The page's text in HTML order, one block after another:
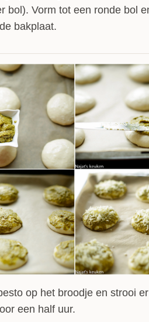
bol). Vorm tot een ronde bol
bakplaat.
op het broodje en strooi
een half uur.